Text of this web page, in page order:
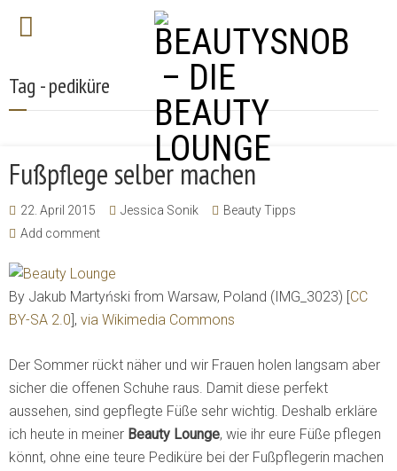
Tag - pediküre
Fußpflege selber machen
22. April 2015 Jessica Sonik
Beauty Tipps
Add comment
By Jakub Martyński from Warsaw, Poland (IMG_3023) [CC
BY-SA 2.0], via Wikimedia Commons
Der Sommer rückt näher und wir Frauen holen langsam aber
sicher die offenen Schuhe raus. Damit diese perfekt
aussehen, sind gepflegte Füße sehr wichtig. Deshalb erkläre
ich heute in meiner Beauty Lounge, wie ihr eure Füße pflegen
könnt, ohne eine teure Pediküre bei der Fußpflegerin machen